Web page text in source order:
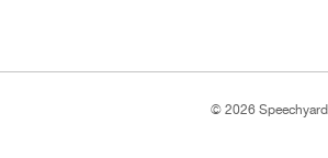
© 2026 Speechyard